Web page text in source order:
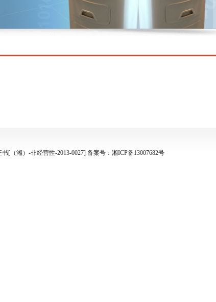
[（湘）-非经营性-2013-0027] 备案号：湘ICP备13007682号